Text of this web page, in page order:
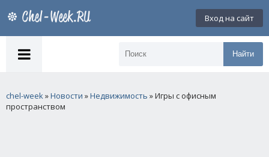
Вход на сайт
Найти
chel-week»Новости »Недвижимость » Игры с офисным
пространством